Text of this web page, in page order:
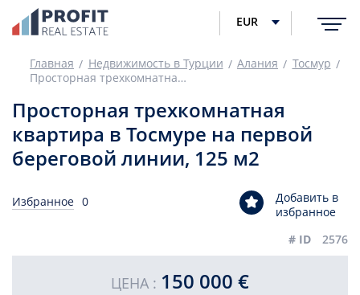
EUR
Главная Недвижимость в Турции Алания
Тосмур
Просторная трехкомнатная квартира в Тосмуре на первой береговой линии, 125 м2
Просторная трехкомнатная
квартира в Тосмуре на первой
береговой линии, 125 м2
Избранное 0
Добавить в
избранное
# ID
2576
ЦЕНА : 150 000 €